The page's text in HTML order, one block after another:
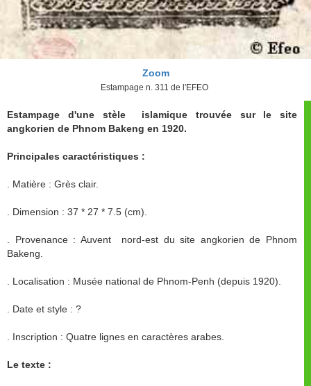
Zoom
Estampage n. 311 de l'EFEO
Estampage d'une stèle islamique trouvée sur le site
angkorien de Phnom Bakeng en 1920.
Principales caractéristiques :
. Matière : Grès clair.
. Dimension : 37 * 27 * 7.5 (cm).
. Provenance : Auvent nord-est du site angkorien de Phnom
Bakeng.
. Localisation : Musée national de Phnom-Penh (depuis 1920).
. Date et style : ?
. Inscription : Quatre lignes en caractères arabes.
Le texte :